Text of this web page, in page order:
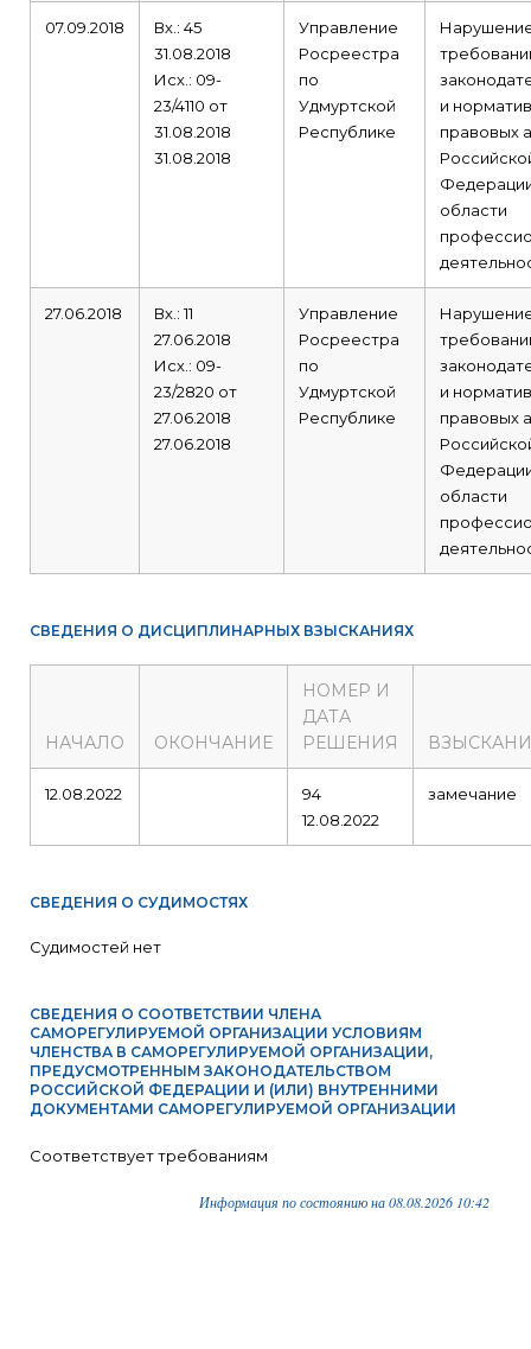
07.09.2018
Вх.: 45
31.08.2018
Исх.: 09-
23/4110 от
31.08.2018
31.08.2018
Управление
Росреестра
по
Удмуртской
Республике
и
правовых
области
27.06.2018
Вх.: 11
27.06.2018
Исх.: 09-
23/2820 от
27.06.2018
27.06.2018
Управление
Росреестра
по
Удмуртской
Республике
и
правовых
области
СВЕДЕНИЯ О ДИСЦИПЛИНАРНЫХ ВЗЫСКАНИЯХ
НАЧАЛО ОКОНЧАНИЕ
НОМЕР И
ДАТА
РЕШЕНИЯ
12.08.2022
94
12.08.2022
замечание
СВЕДЕНИЯ О СУДИМОСТЯХ
Судимостей нет
СВЕДЕНИЯ О СООТВЕТСТВИИ ЧЛЕНА
САМОРЕГУЛИРУЕМОЙ ОРГАНИЗАЦИИ УСЛОВИЯМ
ЧЛЕНСТВА В САМОРЕГУЛИРУЕМОЙ ОРГАНИЗАЦИИ,
ПРЕДУСМОТРЕННЫМ ЗАКОНОДАТЕЛЬСТВОМ
РОССИЙСКОЙ ФЕДЕРАЦИИ И (ИЛИ) ВНУТРЕННИМИ
ДОКУМЕНТАМИ САМОРЕГУЛИРУЕМОЙ ОРГАНИЗАЦИИ
Соответствует требованиям
Информация по состоянию на 08.08.2026 10:42